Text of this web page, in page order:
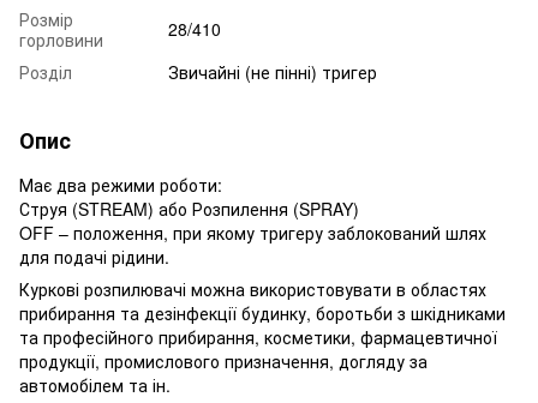
Розмір
горловини
28/410
Розділ
Звичайні (не пінні) тригер
Опис
Має два режими роботи:
Струя (STREAM) або Розпилення (SPRAY)
OFF – положення, при якому тригеру заблокований шлях
для подачі рідини.
Куркові розпилювачі можна використовувати в областях
прибирання та дезінфекції будинку, боротьби з шкідниками
та професійного прибирання, косметики, фармацевтичної
продукції, промислового призначення, догляду за
автомобілем та ін.